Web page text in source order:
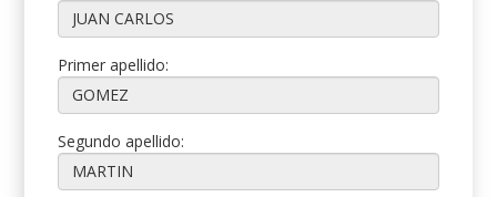
Primer apellido:
Segundo apellido: